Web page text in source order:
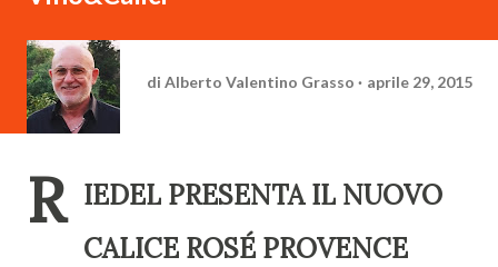
di Alberto Valentino Grasso aprile 29, 2015
R IEDEL PRESENTA IL NUOVO
CALICE ROSÉ PROVENCE